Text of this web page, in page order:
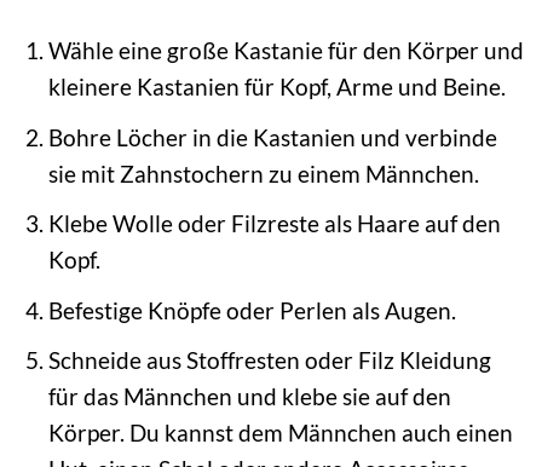
Wähle eine große Kastanie für den Körper und
kleinere Kastanien für Kopf, Arme und Beine.
Bohre Löcher in die Kastanien und verbinde
sie mit Zahnstochern zu einem Männchen.
Klebe Wolle oder Filzreste als Haare auf den
Kopf.
Befestige Knöpfe oder Perlen als Augen.
Schneide aus Stoffresten oder Filz Kleidung
für das Männchen und klebe sie auf den
Körper. Du kannst dem Männchen auch einen